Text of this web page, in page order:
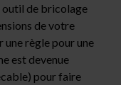
outil de bricolage
de votre
une règle pour une
est devenue
pour faire